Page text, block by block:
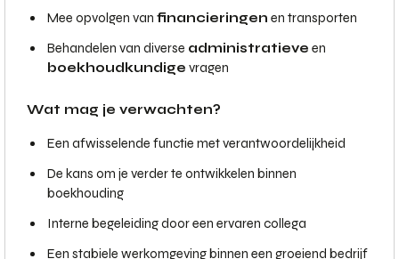
Mee opvolgen van financieringen en transporten
Behandelen van diverse administratieve en
boekhoudkundige vragen
Wat mag je verwachten?
Een afwisselende functie met verantwoordelijkheid
De kans om je verder te ontwikkelen binnen
boekhouding
Interne begeleiding door een ervaren collega
Een stabiele werkomgeving binnen een groeiend bedrijf